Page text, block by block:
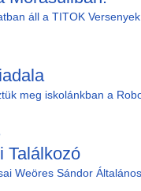
áll a TITOK
meg iskolánkban a
Találkozó
Weöres Sándor